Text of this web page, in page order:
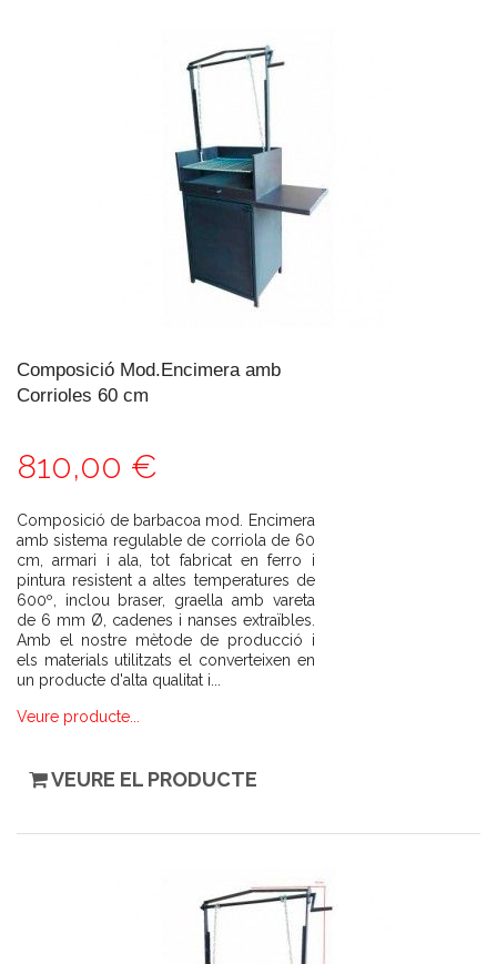
Composició Mod.Encimera amb
Corrioles 60 cm
810,00 €
Composició de barbacoa mod. Encimera
amb sistema regulable de corriola de 60
cm, armari i ala, tot fabricat en ferro i
pintura resistent a altes temperatures de
600º, inclou braser, graella amb vareta
de 6 mm Ø, cadenes i nanses extraïbles.
Amb el nostre mètode de producció i
els materials utilitzats el converteixen en
un producte d'alta qualitat i...
Veure producte...
VEURE EL PRODUCTE